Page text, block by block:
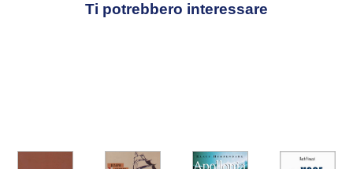
Ti potrebbero interessare